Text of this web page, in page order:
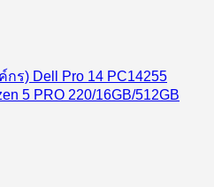
ร) Dell Pro 14 PC14255
5 PRO 220/16GB/512GB